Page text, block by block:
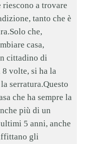
riescono a trovare
tanto che è
che,
casa,
cittadino di
8 volte, si ha la
serratura.Questo
che ha sempre la
più di un
5 anni, anche
gli